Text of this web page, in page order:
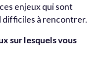
enjeux qui sont
difficiles à rencontrer.
sur lesquels vous